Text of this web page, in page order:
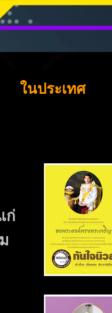
ในประเทศ
ก่